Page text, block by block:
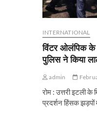
INTERNATIONAL
विंटर ओलंपिक के
पुलिस ने किया
admin
रोम : उत्तरी इटली के
प्रदर्शन हिंसक